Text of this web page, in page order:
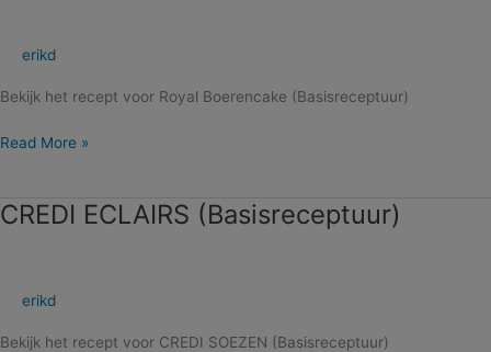
erikd
Bekijk het recept voor Royal Boerencake (Basisreceptuur)
Read More »
CREDI ECLAIRS (Basisreceptuur)
erikd
Bekijk het recept voor CREDI SOEZEN (Basisreceptuur)
CREDI